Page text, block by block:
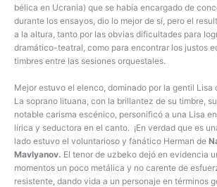
bélica en Ucrania) que se había encargado de
durante los ensayos, dio lo mejor de sí, pero el
a la altura, tanto por las obvias dificultades para
dramático-teatral, como para encontrar los justos
timbres entre las sesiones orquestales.
Mejor estuvo el elenco, dominado por la gentil Lisa
La soprano lituana, con la brillantez de su timbre,
notable carisma escénico, personificó a una Lisa
lírica y seductora en el canto. ¡En verdad que es
lado estuvo el voluntarioso y fanático Herman de
Mavlyanov. El tenor de uzbeko dejó en evidencia
momentos un poco metálica y no carente de
resistente, dando vida a un personaje en términos